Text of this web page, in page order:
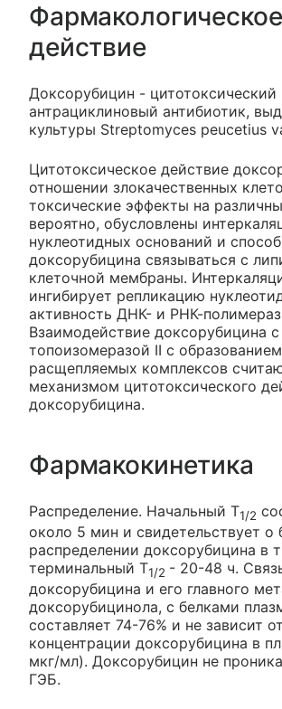
Фармакологическое
действие
Доксорубицин - цитотоксический
антрациклиновый антибиотик,
культуры Streptomyces peucetius
Цитотоксическое действие
отношении злокачественных
токсические эффекты на
вероятно, обусловлены
нуклеотидных оснований и
доксорубицина связываться с
клеточной мембраны.
ингибирует репликацию
активность ДНК- и РНК-
Взаимодействие доксорубицина с
топоизомеразой II с
расщепляемых комплексов
механизмом цитотоксического
доксорубицина.
Фармакокинетика
Распределение. Начальный T1/2
около 5 мин и свидетельствует о
распределении доксорубицина в
терминальный T1/2 - 20-48 ч.
доксорубицина и его главного
доксорубицинола, с белками
составляет 74-76% и не зависит от
концентрации доксорубицина в
мкг/мл). Доксорубицин не
ГЭБ.